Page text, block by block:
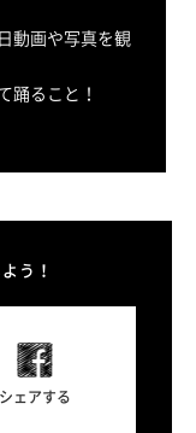
動画や写真を観
踊ること！
う！
シェアする